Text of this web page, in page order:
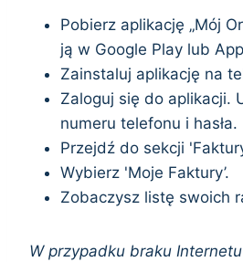
Pobierz aplikację „Mój
ją w Google Play lub
Zainstaluj aplikację na
Zaloguj się do aplikacji.
numeru telefonu i hasła.
Przejdź do sekcji
Wybierz 'Moje Faktury’.
Zobaczysz listę swoich
W przypadku braku